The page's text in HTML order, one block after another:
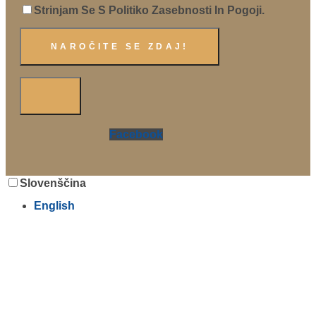
Strinjam Se S Politiko Zasebnosti In Pogoji.
Facebook
Slovenščina
English